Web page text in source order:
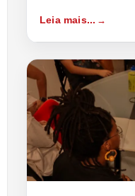
Leia mais...